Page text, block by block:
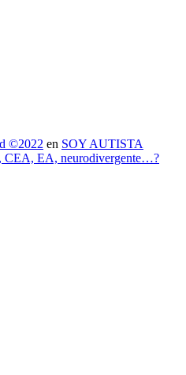
©2022 en SOY AUTISTA
CEA, EA, neurodivergente…?